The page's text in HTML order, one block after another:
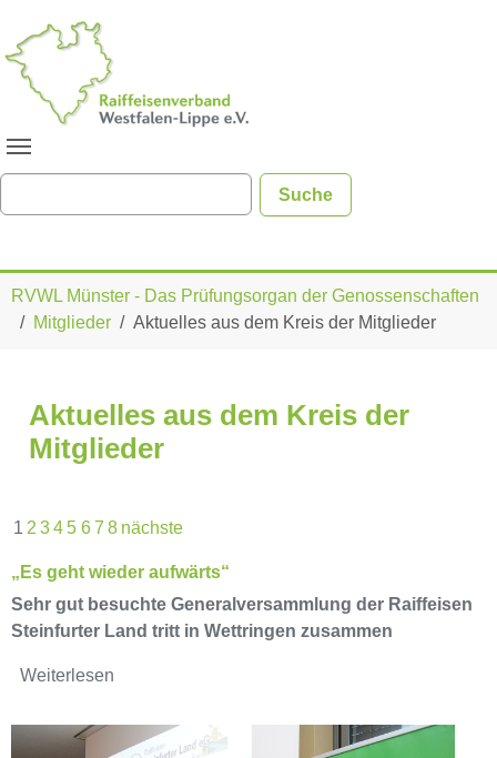
RVWL Münster - Das Prüfungsorgan der Genossenschaften
Mitglieder
Aktuelles aus dem Kreis der Mitglieder
Aktuelles aus dem Kreis der
Mitglieder
1 2 345 6 7 8 nächste
„Es geht wieder aufwärts“
Sehr gut besuchte Generalversammlung der Raiffeisen
Steinfurter Land tritt in Wettringen zusammen
Weiterlesen